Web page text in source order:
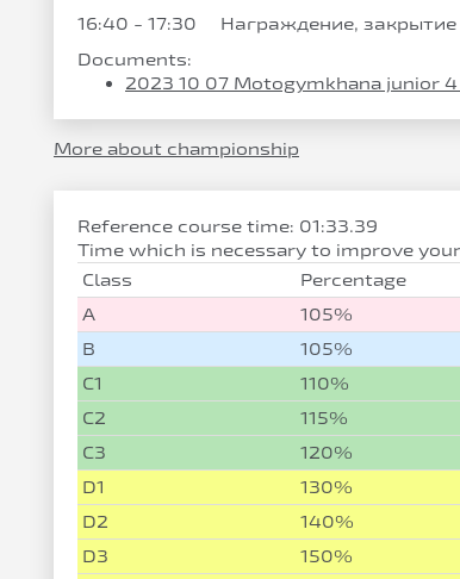
16:40 - 17:30 Награждение, закрытие
Documents:
2023 10 07 Motogymkhana junior 4
More about championship
Reference course time: 01:33.39
Time which is necessary to improve
Class
Percentage
A
105%
B
105%
C1
110%
C2
115%
C3
120%
D1
130%
D2
140%
D3
150%